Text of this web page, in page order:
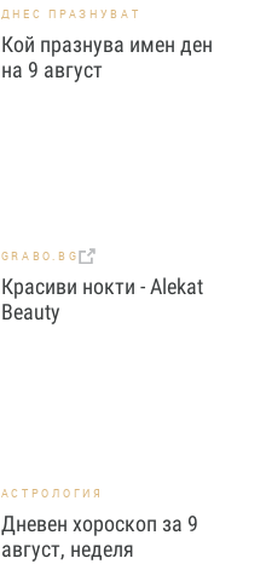
ДНЕС ПРАЗНУВАТ
Кой празнува имен ден
на 9 август
GRABO.BG
Красиви нокти - Alekat
Beauty
АСТРОЛОГИЯ
Дневен хороскоп за 9
август, неделя